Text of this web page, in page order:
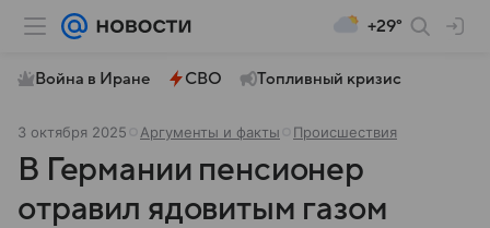
+29°
Война в Иране СВО Топливный кризис
3 октября 2025 Аргументы и факты Происшествия
В Германии пенсионер
отравил ядовитым газом